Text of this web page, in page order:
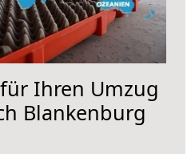
Ihren Umzug
Blankenburg